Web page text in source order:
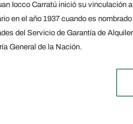
Iocco Carratú inició su vinculación
en el año 1937 cuando es
del Servicio de Garantía de
General de la Nación.